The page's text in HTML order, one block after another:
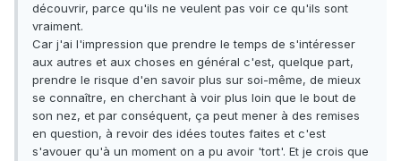
découvrir, parce qu'ils ne veulent pas voir ce qu'ils sont
vraiment.
Car j'ai l'impression que prendre le temps de s'intéresser
aux autres et aux choses en général c'est, quelque part,
prendre le risque d'en savoir plus sur soi-même, de mieux
se connaître, en cherchant à voir plus loin que le bout de
son nez, et par conséquent, ça peut mener à des remises
en question, à revoir des idées toutes faites et c'est
s'avouer qu'à un moment on a pu avoir 'tort'. Et je crois que